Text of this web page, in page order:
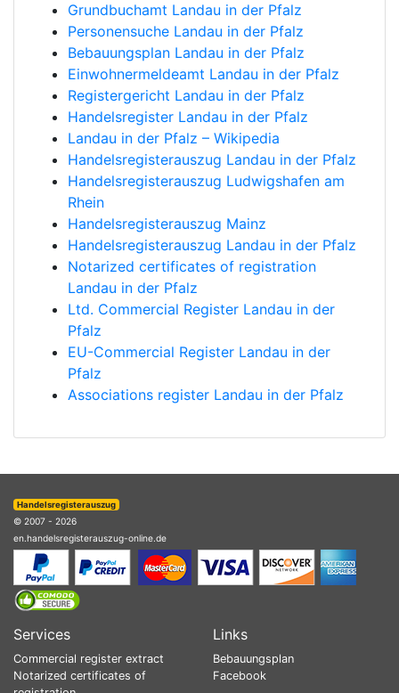
Grundbuchamt Landau in der Pfalz
Personensuche Landau in der Pfalz
Bebauungsplan Landau in der Pfalz
Einwohnermeldeamt Landau in der Pfalz
Registergericht Landau in der Pfalz
Handelsregister Landau in der Pfalz
Landau in der Pfalz – Wikipedia
Handelsregisterauszug Landau in der Pfalz
Handelsregisterauszug Ludwigshafen am
Rhein
Handelsregisterauszug Mainz
Handelsregisterauszug Landau in der Pfalz
Notarized certificates of registration
Landau in der Pfalz
Ltd. Commercial Register Landau in der
Pfalz
EU-Commercial Register Landau in der
Pfalz
Associations register Landau in der Pfalz
Handelsregisterauszug
© 2007 - 2026
en.handelsregisterauszug-online.de
Services
Commercial register extract
Notarized certificates of
Links
Bebauungsplan
Facebook